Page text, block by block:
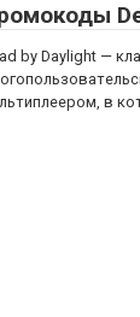
by Daylight —
в